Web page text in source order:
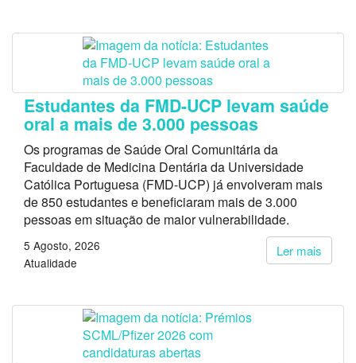
Estudantes da FMD-UCP levam saúde
oral a mais de 3.000 pessoas
Os programas de Saúde Oral Comunitária da
Faculdade de Medicina Dentária da Universidade
Católica Portuguesa (FMD-UCP) já envolveram mais
de 850 estudantes e beneficiaram mais de 3.000
pessoas em situação de maior vulnerabilidade.
Ler mais
5 Agosto, 2026
Atualidade